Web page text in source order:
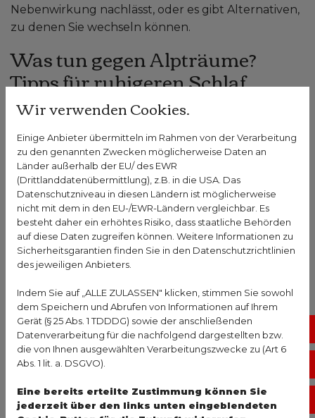
Nebenwirkung nachlässt, oder es gibt Alternativen,
zu denen Sie wechseln können.
Was tun gegen Alpträume?
Tipps für ruhigeren Schlaf
Um Alpträume langfristig zu verhindern, ist es
Gute Schlafhygiene
Schlafhygienebezeichnet das Verhalten vor dem
und rund ums Schlafengehen. Dazu gehören alle
Aspekte von Entspannungsroutine bis zur
Schlafumgebung. Das sind die gängigen Tipps zu
einer Schlafroutine, die sich positiv auf die
Festen Schlafrhythmus einhalten, soweit
möglich (gleiche Schlaf- und Aufstehzeiten,
damit sich der Körper daran gewöhnt und zur
erwarteten Zeit bereits entspannt)
besten entspannende Aktivitäten wie Lesen,
Musik hören, Bad
Wir verwenden Cookies.
Einige Anbieter übermitteln im Rahmen von der Verarbeitung
zu den genannten Zwecken möglicherweise Daten an
Länder außerhalb der EU/ des EWR
(Drittlanddatenübermittlung), z.B. in die USA. Das
Datenschutzniveau in diesen Ländern ist möglicherweise
nicht mit dem in den EU-/EWR-Ländern vergleichbar. Es
besteht daher ein erhöhtes Risiko, dass staatliche Behörden
auf diese Daten zugreifen können. Weitere Informationen zu
Sicherheitsgarantien finden Sie in den Datenschutzrichtlinien
des jeweiligen Anbieters.
Indem Sie auf „ALLE ZULASSEN" klicken, stimmen Sie sowohl
dem Speichern und Abrufen von Informationen auf Ihrem
Gerät (§ 25 Abs. 1 TDDDG) sowie der anschließenden
Datenverarbeitung für die nachfolgend dargestellten bzw.
die von Ihnen ausgewählten Verarbeitungszwecke zu (Art 6
Abs. 1 lit. a. DSGVO).
Eine bereits erteilte Zustimmung können Sie
jederzeit über den links unten eingeblendeten